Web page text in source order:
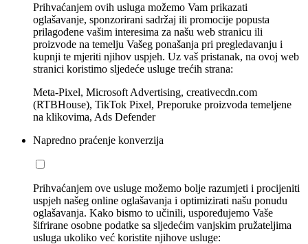
Prihvaćanjem ovih usluga možemo Vam prikazati
oglašavanje, sponzorirani sadržaj ili promocije popusta
prilagođene vašim interesima za našu web stranicu ili
proizvode na temelju Vašeg ponašanja pri pregledavanju i
kupnji te mjeriti njihov uspjeh. Uz vaš pristanak, na ovoj web
stranici koristimo sljedeće usluge trećih strana:
Meta-Pixel, Microsoft Advertising, creativecdn.com
(RTBHouse), TikTok Pixel, Preporuke proizvoda temeljene
na klikovima, Ads Defender
Napredno praćenje konverzija
Prihvaćanjem ove usluge možemo bolje razumjeti i procijeniti
uspjeh našeg online oglašavanja i optimizirati našu ponudu
oglašavanja. Kako bismo to učinili, uspoređujemo Vaše
šifrirane osobne podatke sa sljedećim vanjskim pružateljima
usluga ukoliko već koristite njihove usluge: